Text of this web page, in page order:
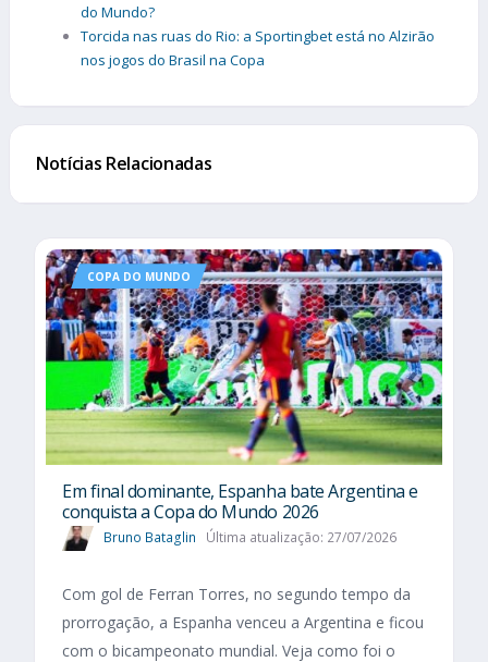
do Mundo?
Torcida nas ruas do Rio: a Sportingbet está no Alzirão
nos jogos do Brasil na Copa
Notícias Relacionadas
COPA DO MUNDO
Em final dominante, Espanha bate Argentina e
conquista a Copa do Mundo 2026
Bruno Bataglin Última atualização: 27/07/2026
Com gol de Ferran Torres, no segundo tempo da
prorrogação, a Espanha venceu a Argentina e ficou
com o bicampeonato mundial. Veja como foi o